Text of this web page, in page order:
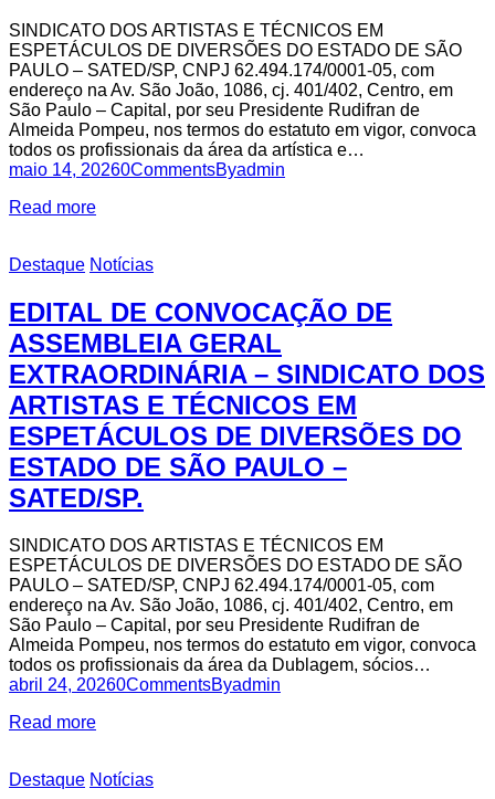
SINDICATO DOS ARTISTAS E TÉCNICOS EM
ESPETÁCULOS DE DIVERSÕES DO ESTADO DE SÃO
PAULO – SATED/SP, CNPJ 62.494.174/0001-05, com
endereço na Av. São João, 1086, cj. 401/402, Centro, em
São Paulo – Capital, por seu Presidente Rudifran de
Almeida Pompeu, nos termos do estatuto em vigor, convoca
todos os profissionais da área da artística e…
maio 14, 20260CommentsByadmin
Read more
Destaque Notícias
EDITAL DE CONVOCAÇÃO DE
ASSEMBLEIA GERAL
EXTRAORDINÁRIA – SINDICATO DOS
ARTISTAS E TÉCNICOS EM
ESPETÁCULOS DE DIVERSÕES DO
ESTADO DE SÃO PAULO –
SATED/SP.
SINDICATO DOS ARTISTAS E TÉCNICOS EM
ESPETÁCULOS DE DIVERSÕES DO ESTADO DE SÃO
PAULO – SATED/SP, CNPJ 62.494.174/0001-05, com
endereço na Av. São João, 1086, cj. 401/402, Centro, em
São Paulo – Capital, por seu Presidente Rudifran de
Almeida Pompeu, nos termos do estatuto em vigor, convoca
todos os profissionais da área da Dublagem, sócios…
abril 24, 20260CommentsByadmin
Read more
Destaque Notícias